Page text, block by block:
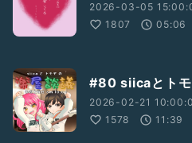
2026-03-05
1807
05:06
#80 siicaとトモ
2026-02-21
1578
11:39